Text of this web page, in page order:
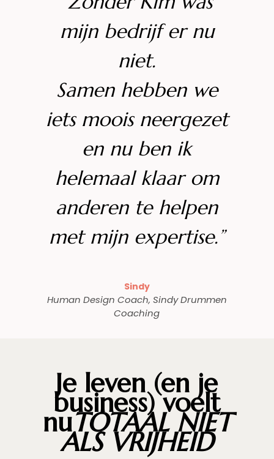
mijn bedrijf er nu
niet.
Samen hebben we
iets moois neergezet
en nu ben ik
helemaal klaar om
anderen te helpen
met mijn expertise.”
Sindy
Human Design Coach, Sindy Drummen
Coaching
Je leven (en je
business) voelt
nuTOTAAL NIET
ALS VRIJHEID